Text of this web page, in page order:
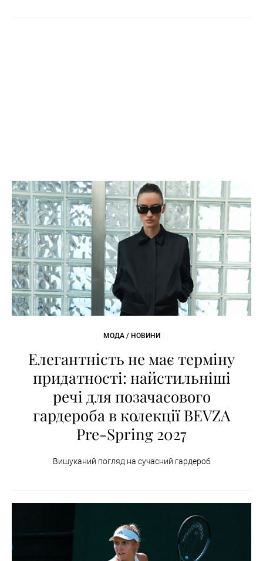
МОДА / НОВИНИ
Елегантність не має терміну
придатності: найстильніші
речі для позачасового
гардероба в колекції BEVZA
Pre-Spring 2027
Вишуканий погляд на сучасний гардероб